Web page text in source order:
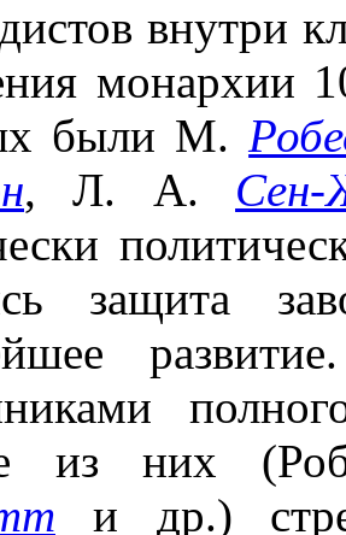
внутри
монархии
были М.
, Л. А.
защита
из них
и др.)